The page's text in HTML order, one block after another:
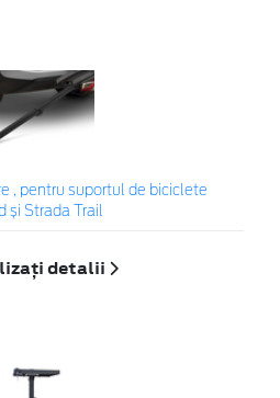
, pentru suportul de biciclete
și Strada Trail
detalii